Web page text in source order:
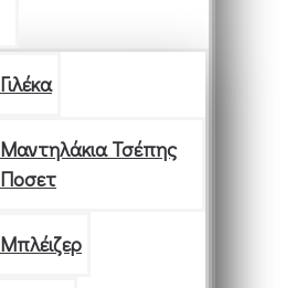
Γιλέκα
Μαντηλάκια Τσέπης
Ποσετ
Μπλέιζερ